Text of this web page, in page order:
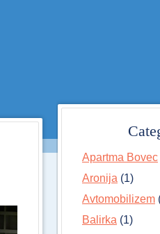
Apartma Bovec
Aronija (1)
Avtomobilizem
Balirka (1)